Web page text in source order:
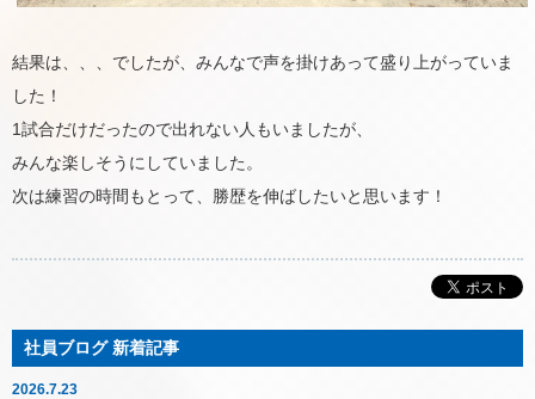
結果は、、、でしたが、みんなで声を掛けあって盛り上がっていま
した！
1試合だけだったので出れない人もいましたが、
みんな楽しそうにしていました。
次は練習の時間もとって、勝歴を伸ばしたいと思います！
2026.7.23